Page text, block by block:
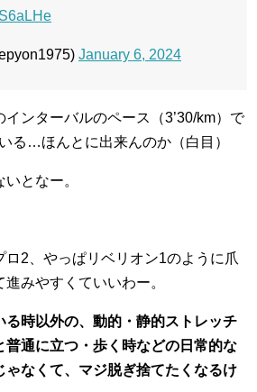
January 6, 2024
ンターバルのペース（3’30/km）で
る…ほんとに出来んのか（白目）
となー。
ロ2、やっぱリベリオン1のように爪
みやすくていいわー。
る時以外の、動的・静的ストレッチ
普通に立つ・歩く時などの日常的な
ゃなくて、マジ脱ぎ捨てたくなるけ